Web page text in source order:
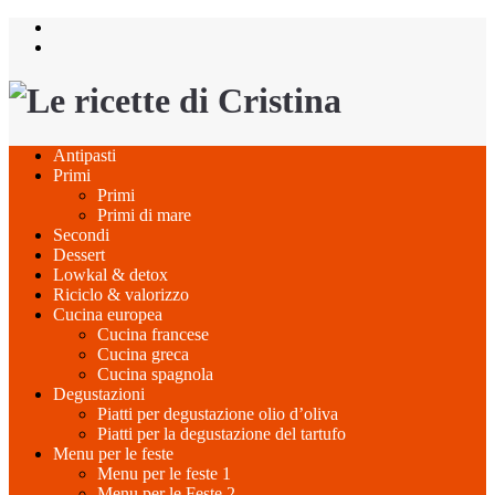
Salta
Antipasti
Primi
Primi
Primi di mare
Secondi
Dessert
Lowkal & detox
Riciclo & valorizzo
Cucina europea
Cucina francese
Cucina greca
Cucina spagnola
Degustazioni
Piatti per degustazione olio d’oliva
Piatti per la degustazione del tartufo
Menu per le feste
Menu per le feste 1